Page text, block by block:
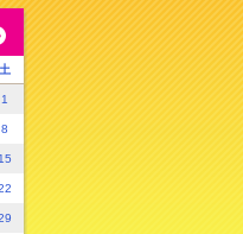
土
1
8
15